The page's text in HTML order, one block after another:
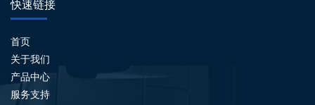
快速链接
首页
关于我们
产品中心
服务支持